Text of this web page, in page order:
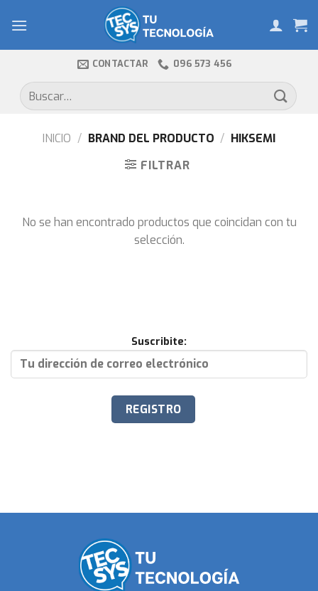
CONTACTAR 096 573 456
Buscar
por:
INICIO / BRAND DEL PRODUCTO / HIKSEMI
FILTRAR
No se han encontrado productos que coincidan con tu
selección.
Suscribite: